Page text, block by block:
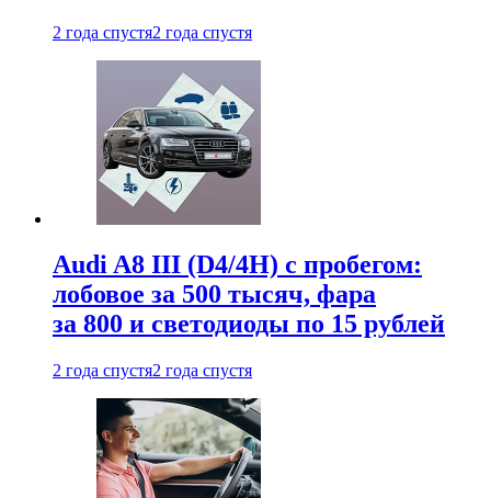
2 года спустя2 года спустя
Audi A8 III (D4/4H) c пробегом:
лобовое за 500 тысяч, фара
за 800 и светодиоды по 15 рублей
2 года спустя2 года спустя